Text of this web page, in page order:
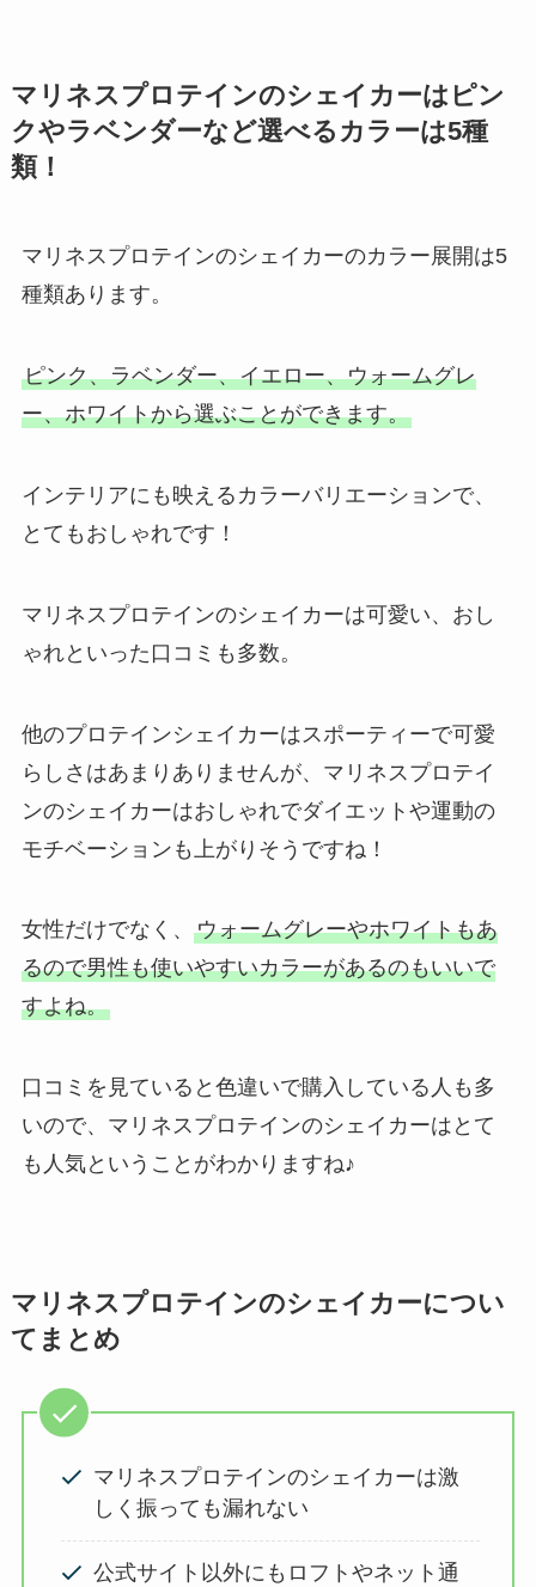
マリネスプロテインのシェイカーはピン
クやラベンダーなど選べるカラーは5種
類！
マリネスプロテインのシェイカーのカラー展開は5
種類あります。
ピンク、ラベンダー、イエロー、ウォームグレ
ー、ホワイトから選ぶことができます。
インテリアにも映えるカラーバリエーションで、
とてもおしゃれです！
マリネスプロテインのシェイカーは可愛い、おし
ゃれといった口コミも多数。
他のプロテインシェイカーはスポーティーで可愛
らしさはあまりありませんが、マリネスプロテイ
ンのシェイカーはおしゃれでダイエットや運動の
モチベーションも上がりそうですね！
女性だけでなく、 ウォームグレーやホワイトもあ
るので男性も使いやすいカラーがあるのもいいで
すよね。
口コミを見ていると色違いで購入している人も多
いので、マリネスプロテインのシェイカーはとて
も人気ということがわかりますね♪
マリネスプロテインのシェイカーについ
てまとめ
マリネスプロテインのシェイカーは激
しく振っても漏れない
公式サイト以外にもロフトやネット通